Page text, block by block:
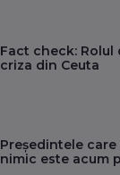
Fact check:
criza din Ceuta
Președintele
nimic este acum